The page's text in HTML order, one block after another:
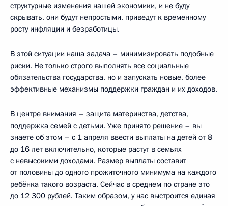
структурные изменения нашей экономики, и не буду
скрывать, они будут непростыми, приведут к временному
росту инфляции и безработицы.
В этой ситуации наша задача – минимизировать подобные
риски. Не только строго выполнять все социальные
обязательства государства, но и запускать новые, более
эффективные механизмы поддержки граждан и их доходов.
В центре внимания – защита материнства, детства,
поддержка семей с детьми. Уже принято решение – вы
знаете об этом – с 1 апреля ввести выплаты на детей от 8
до 16 лет включительно, которые растут в семьях
с невысокими доходами. Размер выплаты составит
от половины до одного прожиточного минимума на каждого
ребёнка такого возраста. Сейчас в среднем по стране это
до 12 300 рублей. Таким образом, у нас выстроится единая